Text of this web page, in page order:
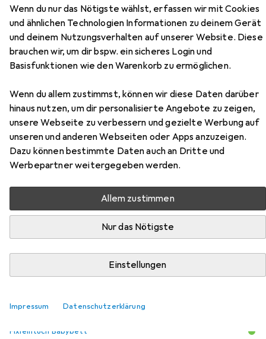
Wenn du nur das Nötigste wählst, erfassen wir mit Cookies
und ähnlichen Technologien Informationen zu deinem Gerät
und deinem Nutzungsverhalten auf unserer Website. Diese
brauchen wir, um dir bspw. ein sicheres Login und
Basisfunktionen wie den Warenkorb zu ermöglichen.
Wenn du allem zustimmst, können wir diese Daten darüber
hinaus nutzen, um dir personalisierte Angebote zu zeigen,
unsere Webseite zu verbessern und gezielte Werbung auf
unseren und anderen Webseiten oder Apps anzuzeigen.
Dazu können bestimmte Daten auch an Dritte und
Werbepartner weitergegeben werden.
Allem zustimmen
Nur das Nötigste
Einstellungen
Impressum Datenschutzerklärung
EUR
99,90
Julius ZöllnerAir Allround
140 x 70 cm
Zubehör für Julius Zöllner Air
Allround
Hier findest du passendes Zubehör zum Produkt Julius
Zöllner Air Allround aus der Kategorie Fixleintuch
Julius Zöllner
Relevanz
Produktliste
Fixleintuch Babybett